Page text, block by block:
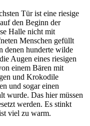
Tür ist eine riesige
den Beginn der
Halle nicht mit
Menschen gefüllt
denen hunderte wilde
Augen eines riesigen
einem Bären mit
und Krokodile
und sogar einen
wurde. Das hier müssen
werden. Es stinkt
viel zu warm.